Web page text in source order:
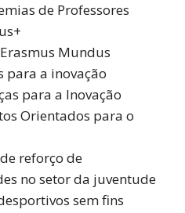
de Professores
Mundus
para a inovação
para a Inovação
Orientados para o
reforço de
no setor da juventude
sem fins